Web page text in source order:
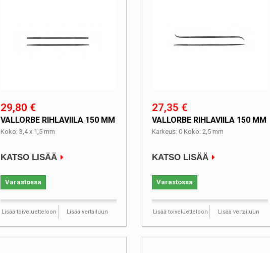
29,80 €
VALLORBE RIHLAVIILA 150 MM
Koko: 3,4 x 1,5 mm
KATSO LISÄÄ
Varastossa
Lisää toiveluetteloon Lisää vertailuun
27,35 €
VALLORBE RIHLAVIILA 150 MM
Karkeus: 0 Koko: 2,5 mm
KATSO LISÄÄ
Varastossa
Lisää toiveluetteloon Lisää vertailuun